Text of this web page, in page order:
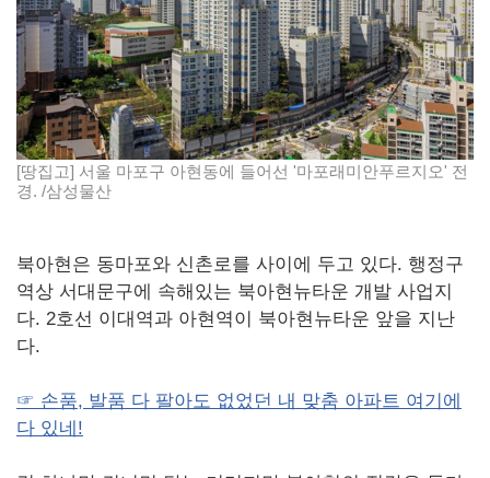
[땅집고] 서울 마포구 아현동에 들어선 '마포래미안푸르지오' 전
경. /삼성물산
북아현은 동마포와 신촌로를 사이에 두고 있다. 행정구
역상 서대문구에 속해있는 북아현뉴타운 개발 사업지
다. 2호선 이대역과 아현역이 북아현뉴타운 앞을 지난
다.
☞ 손품, 발품 다 팔아도 없었던 내 맞춤 아파트 여기에
다 있네!